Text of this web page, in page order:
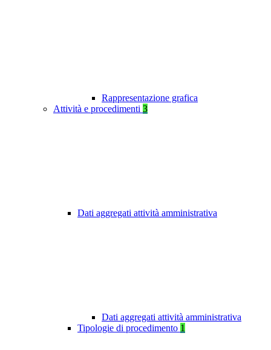
Rappresentazione grafica
Attività e procedimenti 3
Dati aggregati attività amministrativa
Dati aggregati attività amministrativa
Tipologie di procedimento 1